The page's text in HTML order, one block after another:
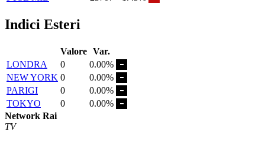
Indici Esteri
Valore Var.
LONDRA
0
0.00%
NEW YORK 0
0.00%
PARIGI
0
0.00%
TOKYO
0
0.00%
Network Rai
TV